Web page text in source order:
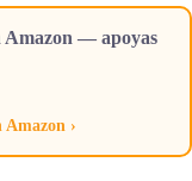
Amazon — apoyas
›